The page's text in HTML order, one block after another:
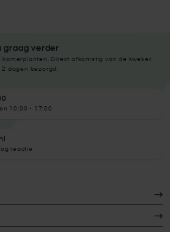
graag verder
Direct afkomstig van de kweker.
dagen bezorgd.
10:00 - 17:00
reactie